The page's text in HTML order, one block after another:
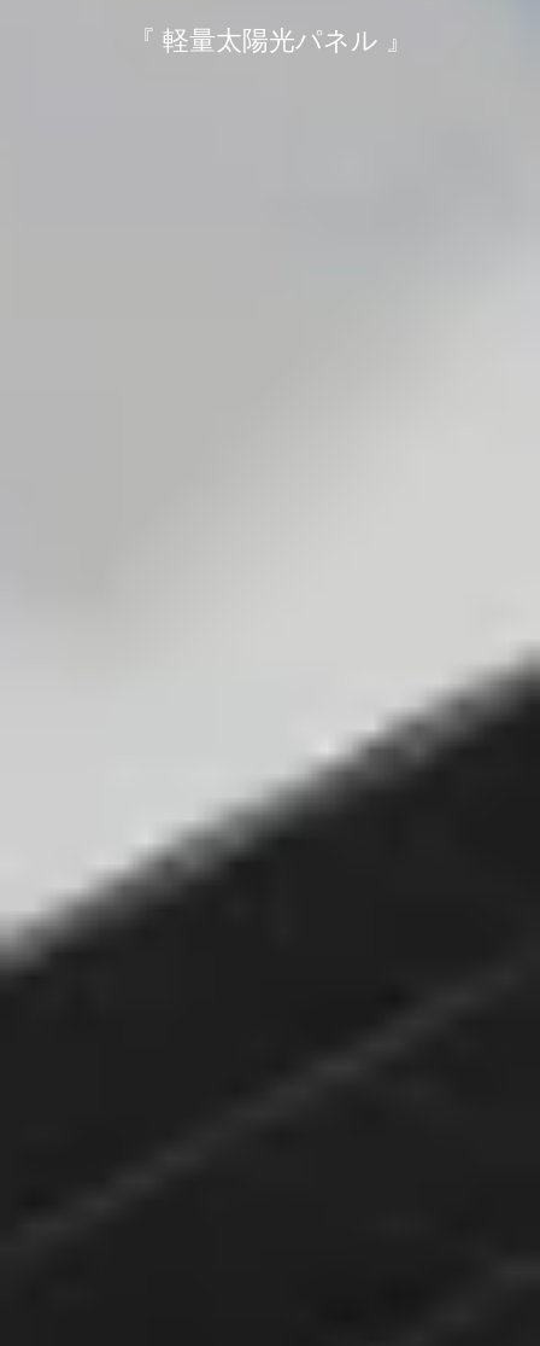
『 軽量太陽光パネル 』